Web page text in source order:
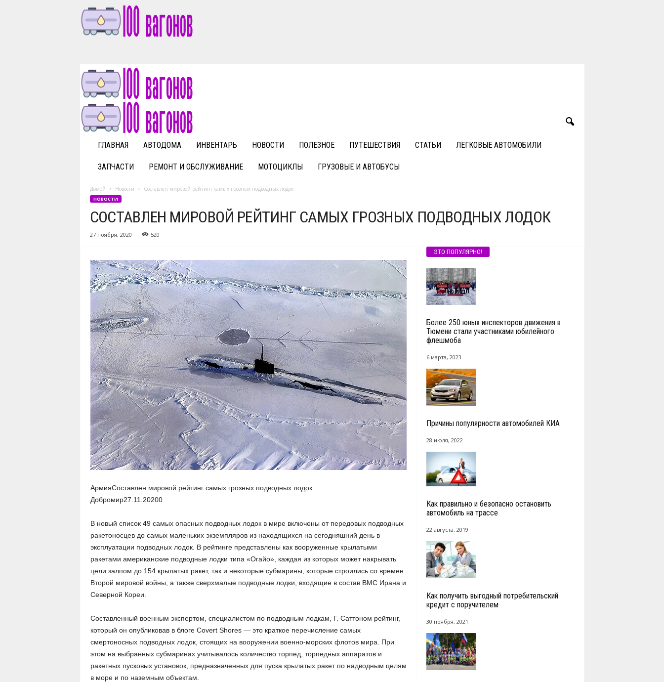
v
a
n
o
ГЛАВНАЯ АВТОДОМА ИНВЕНТАРЬ НОВОСТИ ПОЛЕЗНОЕ ПУТЕШЕСТВИЯ СТАТЬИ ЛЕГКОВЫЕ АВТОМОБИЛИ
ЗАПЧАСТИ РЕМОНТ И ОБСЛУЖИВАНИЕ МОТОЦИКЛЫ ГРУЗОВЫЕ И АВТОБУСЫ
Домой Новости Составлен мировой рейтинг самых грозных подводных лодок
НОВОСТИ
СОСТАВЛЕН МИРОВОЙ РЕЙТИНГ САМЫХ ГРОЗНЫХ ПОДВОДНЫХ ЛОДОК
27 ноября, 2020 520
АрмияСоставлен мировой рейтинг самых грозных подводных лодок
Добромир27.11.20200
В новый список 49 самых опасных подводных лодок в мире включены от передовых подводных
ракетоносцев до самых маленьких экземпляров из находящихся на сегодняшний день в
эксплуатации подводных лодок. В рейтинге представлены как вооруженные крылатыми
ракетами американские подводные лодки типа «Огайо», каждая из которых может накрывать
цели залпом до 154 крылатых ракет, так и некоторые субмарины, которые строились со времен
Второй мировой войны, а также сверхмалые подводные лодки, входящие в состав ВМС Ирана и
Северной Кореи.
Составленный военным экспертом, специалистом по подводным лодкам, Г. Саттоном рейтинг,
который он опубликовав в блоге Covert Shores — это краткое перечисление самых
смертоносных подводных лодок, стоящих на вооружении военно-морских флотов мира. При
этом на выбранных субмаринах учитывалось количество торпед, торпедных аппаратов и
ракетных пусковых установок, предназначенных для пуска крылатых ракет по надводным целям
в море и по наземным объектам.
ЭТО ПОПУЛЯРНО!
Более 250 юных инспекторов движения в
Тюмени стали участниками юбилейного
флешмоба
6 марта, 2023
Причины популярности автомобилей КИА
28 июля, 2022
Как правильно и безопасно остановить
автомобиль на трассе
22 августа, 2019
Как получить выгодный потребительский
кредит с поручителем
30 ноября, 2021